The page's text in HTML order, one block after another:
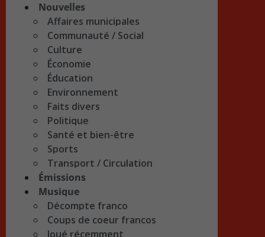
Nouvelles
Affaires municipales
Communauté / Social
Culture
Économie
Éducation
Environnement
Faits divers
Politique
Santé et bien-être
Sports
Transport / Circulation
Émissions
Musique
Décompte franco
Coups de coeur francos
Joué récemment